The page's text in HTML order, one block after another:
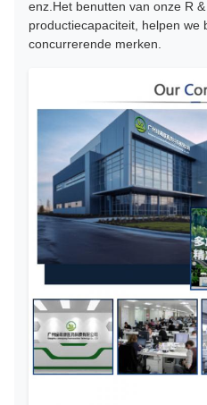
enz.Het benutten van onze R
productiecapaciteit, helpen we
concurrerende merken.